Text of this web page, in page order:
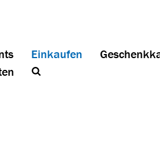
Einkaufen